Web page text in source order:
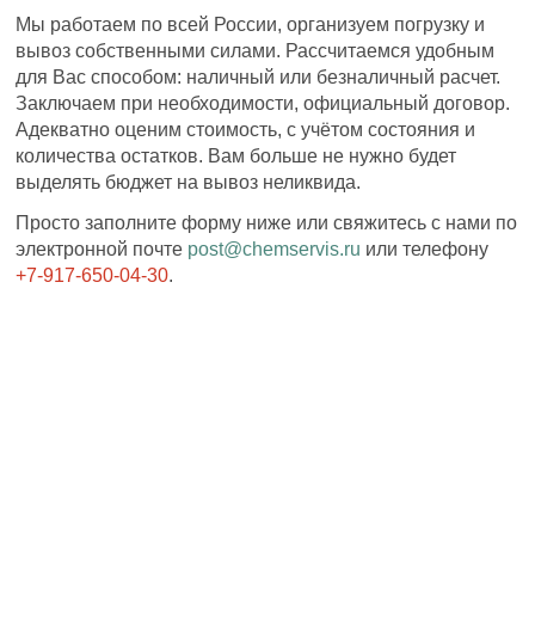
Мы работаем по всей России, организуем погрузку и
вывоз собственными силами. Рассчитаемся удобным
для Вас способом: наличный или безналичный расчет.
Заключаем при необходимости, официальный договор.
Адекватно оценим стоимость, с учётом состояния и
количества остатков. Вам больше не нужно будет
выделять бюджет на вывоз неликвида.
Просто заполните форму ниже или свяжитесь с нами по
электронной почте post@chemservis.ru или телефону
+7-917-650-04-30.